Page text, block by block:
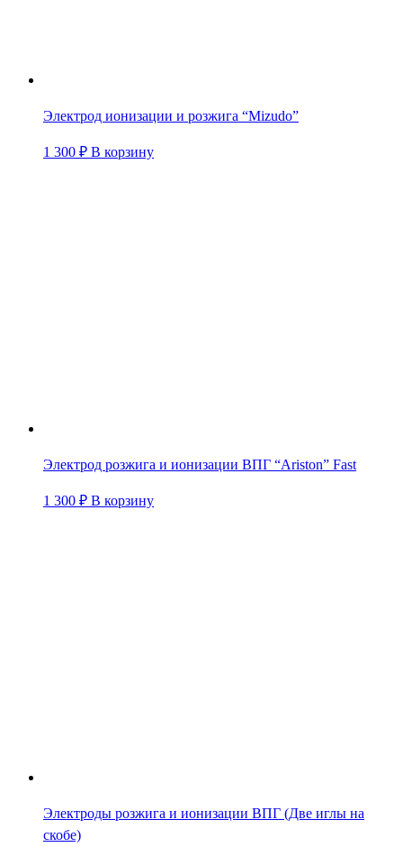
Электрод ионизации и розжига “Mizudo”
1 300 ₽ В корзину
Электрод розжига и ионизации ВПГ “Ariston” Fast
1 300 ₽ В корзину
Электроды розжига и ионизации ВПГ (Две иглы на
скобе)